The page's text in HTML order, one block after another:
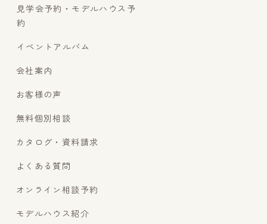
見学会予約・モデルハウス予
約
イベントアルバム
会社案内
無料個別相談
カタログ・資料請求
お客様の声
よくある質問
オンライン相談予約
モデルハウス紹介